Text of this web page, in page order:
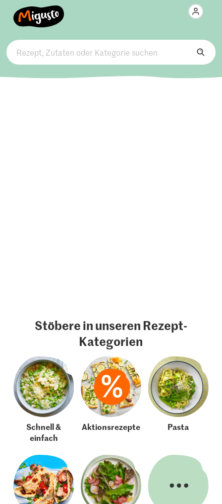
Stöbere in unseren Rezept-
Kategorien
Schnell &
einfach
Aktionsrezepte Pasta